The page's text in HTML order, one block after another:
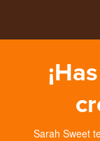
Sarah Sweet